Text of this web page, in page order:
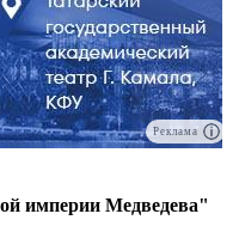
Реклама
империи Медведева"